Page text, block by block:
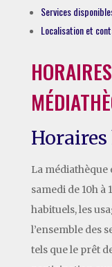
Services
Localisation et
La médiathèque
samedi de 10h à
habituels, les
l’ensemble des
tels que le prêt